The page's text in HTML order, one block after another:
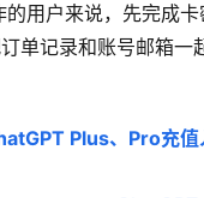
用户来说，先完成
单记录和账号邮箱
Plus、Pro充